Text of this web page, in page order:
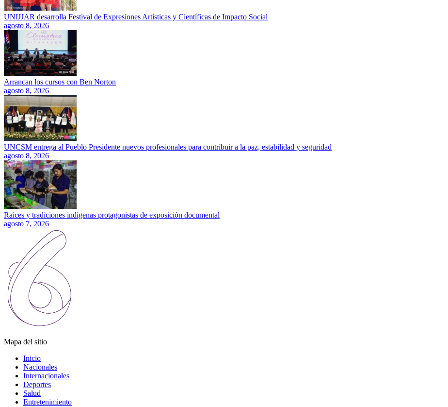
UNIJJAR desarrolla Festival de Expresiones Artísticas y Científicas de Impacto Social
agosto 8, 2026
Arrancan los cursos con Ben Norton
agosto 8, 2026
UNCSM entrega al Pueblo Presidente nuevos profesionales para contribuir a la paz, estabilidad y seguridad
agosto 8, 2026
Raíces y tradiciones indígenas protagonistas de exposición documental
agosto 7, 2026
Mapa del sitio
Inicio
Nacionales
Internacionales
Deportes
Salud
Entretenimiento